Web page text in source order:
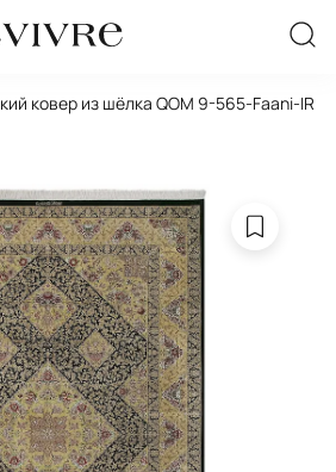
ковер из шёлка QOM 9-565-Faani-IR